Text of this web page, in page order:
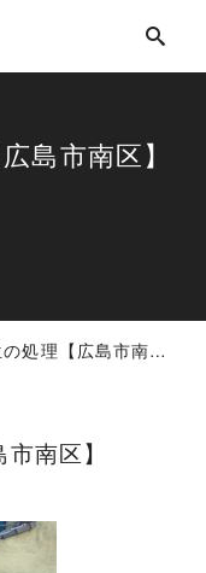
島市南区】
理【広島市南区】
南区】